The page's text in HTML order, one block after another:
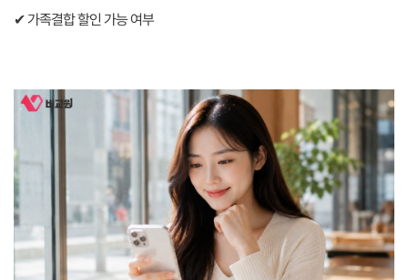
✔ 가족결합 할인 가능 여부